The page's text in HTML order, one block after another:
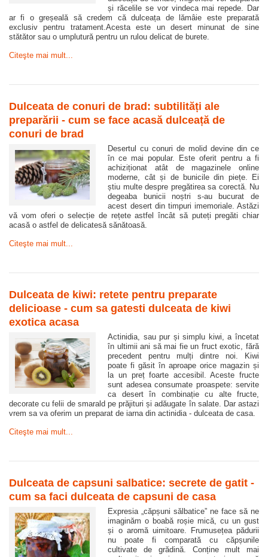
și răcelile se vor vindeca mai repede. Dar
ar fi o greșeală să credem că dulceața de lămâie este preparată
exclusiv pentru tratament.Acesta este un desert minunat de sine
stătător sau o umplutură pentru un rulou delicat de burete.
Citeşte mai mult...
Dulceata de conuri de brad: subtilități ale
preparării - cum se face acasă dulceață de
conuri de brad
Desertul cu conuri de molid devine din ce
în ce mai popular. Este oferit pentru a fi
achiziționat atât de magazinele online
moderne, cât și de bunicile din piețe. Ei
știu multe despre pregătirea sa corectă. Nu
degeaba bunicii noștri s-au bucurat de
acest desert din timpuri imemoriale. Astăzi
vă vom oferi o selecție de rețete astfel încât să puteți pregăti chiar
acasă o astfel de delicatesă sănătoasă.
Citeşte mai mult...
Dulceata de kiwi: retete pentru preparate
delicioase - cum sa gatesti dulceata de kiwi
exotica acasa
Actinidia, sau pur și simplu kiwi, a încetat
în ultimii ani să mai fie un fruct exotic, fără
precedent pentru mulți dintre noi. Kiwi
poate fi găsit în aproape orice magazin și
la un preț foarte accesibil. Aceste fructe
sunt adesea consumate proaspete: servite
ca desert în combinație cu alte fructe,
decorate cu felii de smarald pe prăjituri și adăugate în salate. Dar astazi
vrem sa va oferim un preparat de iarna din actinidia - dulceata de casa.
Citeşte mai mult...
Dulceata de capsuni salbatice: secrete de gatit -
cum sa faci dulceata de capsuni de casa
Expresia „căpșuni sălbatice” ne face să ne
imaginăm o boabă roșie mică, cu un gust
și o aromă uimitoare. Frumusețea pădurii
nu poate fi comparată cu căpșunile
cultivate de grădină. Conține mult mai